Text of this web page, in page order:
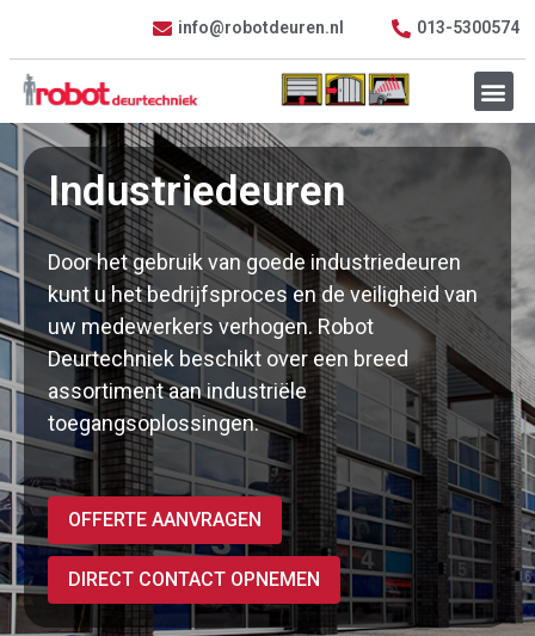
info@robotdeuren.nl 013-5300574
Industriedeuren
Door het gebruik van goede industriedeuren
kunt u het bedrijfsproces en de veiligheid van
uw medewerkers verhogen. Robot
Deurtechniek beschikt over een breed
assortiment aan industriële
toegangsoplossingen.
OFFERTE AANVRAGEN
DIRECT CONTACT OPNEMEN